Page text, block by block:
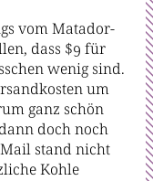
vom Matador-
dass $9 für
wenig sind.
um
ganz schön
doch noch
stand nicht
Kohle